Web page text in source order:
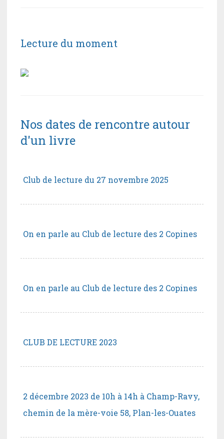
Lecture du moment
Nos dates de rencontre autour
d'un livre
Club de lecture du 27 novembre 2025
On en parle au Club de lecture des 2 Copines
On en parle au Club de lecture des 2 Copines
CLUB DE LECTURE 2023
2 décembre 2023 de 10h à 14h à Champ-Ravy,
chemin de la mère-voie 58, Plan-les-Ouates